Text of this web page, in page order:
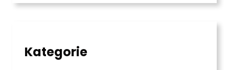
Kategorie